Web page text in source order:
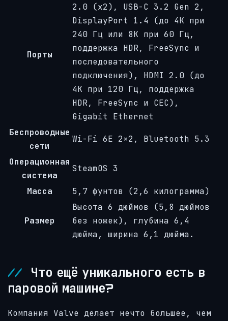
Порты
2.0 (x2), USB-C 3.2 Gen 2,
DisplayPort 1.4 (до 4K при
240 Гц или 8K при 60 Гц,
поддержка HDR, FreeSync и
последовательного
подключения), HDMI 2.0 (до
4K при 120 Гц, поддержка
HDR, FreeSync и CEC),
Gigabit Ethernet
Беспроводные
сети
Wi-Fi 6E 2×2, Bluetooth 5.3
Операционная
система
SteamOS 3
Масса 5,7 фунтов (2,6 килограмма)
Размер
Высота 6 дюймов (5,8 дюймов
без ножек), глубина 6,4
дюйма, ширина 6,1 дюйма.
Что ещё уникального есть в
паровой машине?
Компания Valve делает нечто большее, чем